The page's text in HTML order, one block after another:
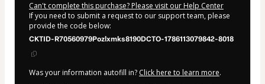
Can't complete this purchase? Please visit our Help Center
If you need to submit a request to our support team, please
provide the code below:
CKTID-R70560979Pozlxmks8190DCTO-1786113079842-8018
Was your information autofill in? Click here to learn more.